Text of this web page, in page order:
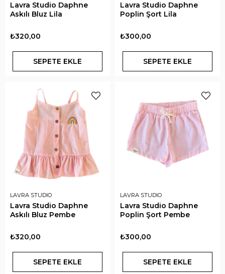
Lavra Studio Daphne
Askılı Bluz Lila
₺320,00
SEPETE EKLE
Lavra Studio Daphne
Poplin Şort Lila
₺300,00
SEPETE EKLE
LAVRA STUDIO
Lavra Studio Daphne
Askılı Bluz Pembe
₺320,00
SEPETE EKLE
LAVRA STUDIO
Lavra Studio Daphne
Poplin Şort Pembe
₺300,00
SEPETE EKLE